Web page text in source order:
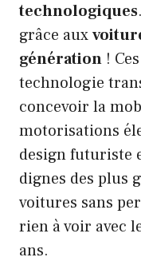
technologiques
grâce aux
génération !
technologie
concevoir la
motorisations
design futuriste
dignes des plus
voitures sans
rien à voir avec
ans.